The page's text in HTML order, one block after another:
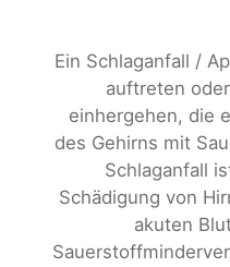
Ein Schlaganfall /
auftreten
einhergehen, die
des Gehirns mit
Schlaganfall
Schädigung von
akuten